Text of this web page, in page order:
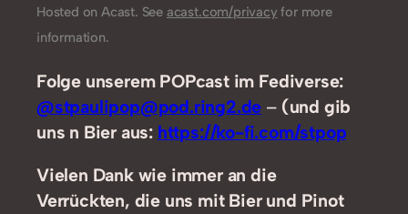
Hosted on Acast. See acast.com/privacy for more
information.
Folge unserem POPcast im Fediverse:
@stpaulipop@pod.ring2.de – (und gib
uns n Bier aus: https://ko-fi.com/stpop
Vielen Dank wie immer an die
Verrückten, die uns mit Bier und Pinot